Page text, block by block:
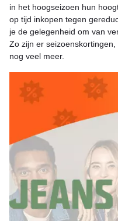
in het hoogseizoen hun
op tijd inkopen tegen
je de gelegenheid om van
Zo zijn er
nog veel meer.